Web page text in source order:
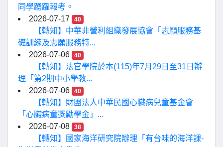
同學踴躍報考。
2026-07-17
40
【轉知】中華非營利組織發展協會「志願服務基
礎訓練及志願服務特...
2026-07-06
40
【轉知】法官學院於本(115)年7月29日至31日辦
理「第2期中小學教...
2026-07-06
40
【轉知】財團法人中華民國心臟病兒童基金會
「心臟病童獎勵學金」...
2026-07-08
38
【轉知】國家海洋研究院辦理「有台味的海洋課-